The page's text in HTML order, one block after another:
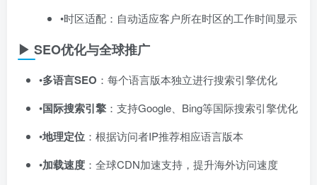
•时区适配：自动适应客户所在时区的工作时间显示
▶ SEO优化与全球推广
•​多语言SEO ​：每个语言版本独立进行搜索引擎优化
•​国际搜索引擎 ​：支持Google、Bing等国际搜索引擎优化
•​地理定位 ​：根据访问者IP推荐相应语言版本
•​加载速度 ​：全球CDN加速支持，提升海外访问速度